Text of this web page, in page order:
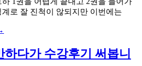
로 잘 진척이 않되지만 이번에는
하다가 수강후기 써봅니